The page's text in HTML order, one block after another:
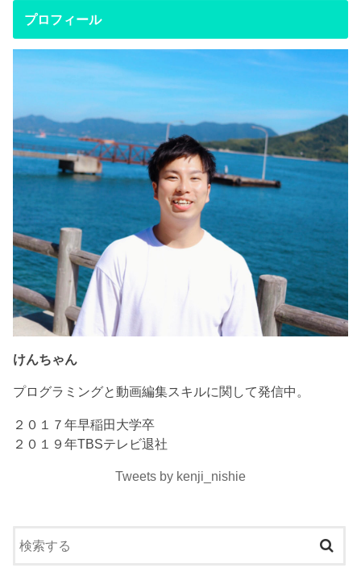
プロフィール
けんちゃん
プログラミングと動画編集スキルに関して発信中。
２０１７年早稲田大学卒
２０１９年TBSテレビ退社
Tweets by kenji_nishie